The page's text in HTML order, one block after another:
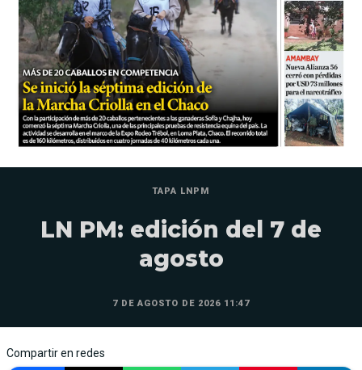
TAPA LNPM
LN PM: edición del 7 de
agosto
7 DE AGOSTO DE 2026 11:47
Compartir en redes